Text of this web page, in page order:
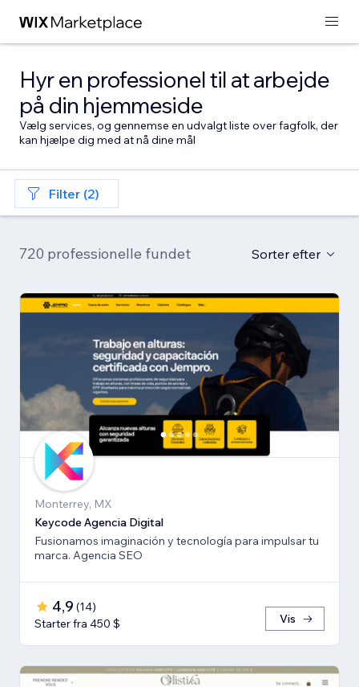
Hyr en professionel til at arbejde
på din hjemmeside
Vælg services, og gennemse en udvalgt liste over fagfolk, der
kan hjælpe dig med at nå dine mål
Filter (2)
720 professionelle fundet Sorter efter
Monterrey, MX
Keycode Agencia Digital
Fusionamos imaginación y tecnología para impulsar tu
marca. Agencia SEO
4,9 (14)
Starter fra 450 $
Vis